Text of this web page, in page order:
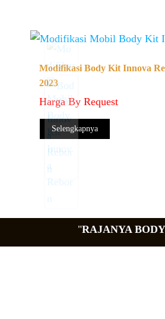
Modifikasi Body Kit Innova
2023
Harga By Request
Selengkapnya
"RAJANYA